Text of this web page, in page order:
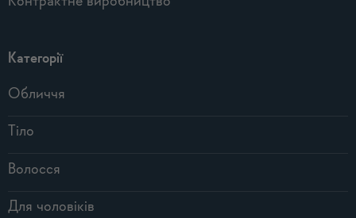
Категорії
Обличчя
Тіло
Волосся
Для чоловіків